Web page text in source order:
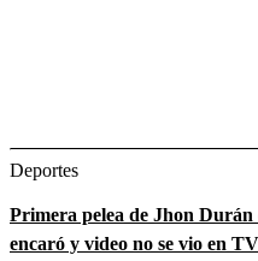
Deportes
Primera pelea de Jhon
encaró y video no se vio en TV